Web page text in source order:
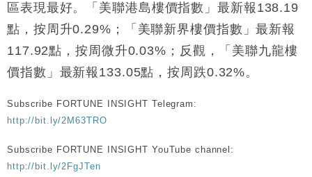
18:15
本地｜新世界K11 9月升級會員制度 增鉑金卡級別鎖
定高消費客群
區表現最好。「美聯港島樓價指數」最新報138.19
點，按周升0.29%；「美聯新界樓價指數」最新報
117.92點，按周微升0.03%；反觀，「美聯九龍樓
價指數」最新報133.05點，按周跌0.32%。
Subscribe FORTUNE INSIGHT Telegram:
http://bit.ly/2M63TRO
Subscribe FORTUNE INSIGHT YouTube channel:
http://bit.ly/2FgJTen